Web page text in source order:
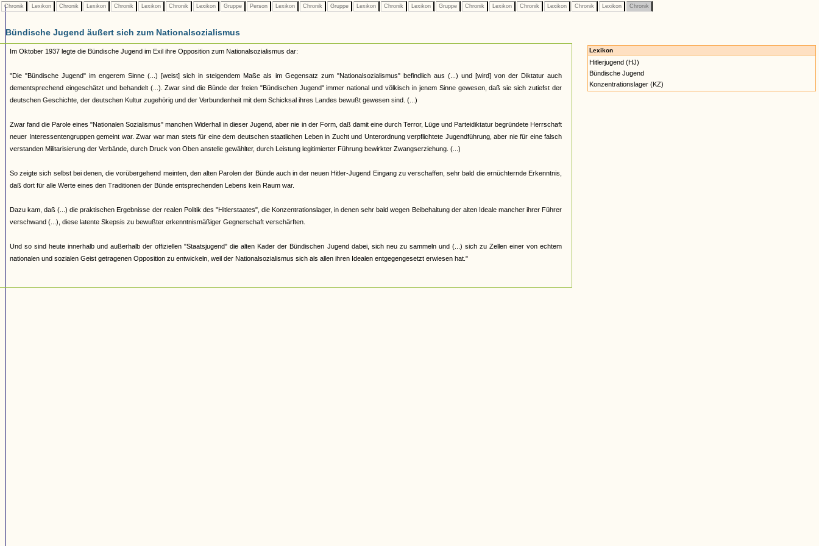
Chronik Lexikon Chronik Lexikon Chronik Lexikon Chronik Lexikon Gruppe Person Lexikon Chronik Gruppe Lexikon Chronik Lexikon Gruppe Chronik Lexikon Chronik Lexikon Chronik Lexikon Chronik
Bündische Jugend äußert sich zum Nationalsozialismus
Im Oktober 1937 legte die Bündische Jugend im Exil ihre Opposition zum Nationalsozialismus dar:
"Die "Bündische Jugend" im engerem Sinne (...) [weist] sich in steigendem Maße als im Gegensatz zum "Nationalsozialismus" befindlich aus (...) und [wird] von der Diktatur auch
dementsprechend eingeschätzt und behandelt (...). Zwar sind die Bünde der freien "Bündischen Jugend" immer national und völkisch in jenem Sinne gewesen, daß sie sich zutiefst der
deutschen Geschichte, der deutschen Kultur zugehörig und der Verbundenheit mit dem Schicksal ihres Landes bewußt gewesen sind. (...)
Zwar fand die Parole eines "Nationalen Sozialismus" manchen Widerhall in dieser Jugend, aber nie in der Form, daß damit eine durch Terror, Lüge und Parteidiktatur begründete Herrschaft
neuer Interessentengruppen gemeint war. Zwar war man stets für eine dem deutschen staatlichen Leben in Zucht und Unterordnung verpflichtete Jugendführung, aber nie für eine falsch
verstanden Militarisierung der Verbände, durch Druck von Oben anstelle gewählter, durch Leistung legitimierter Führung bewirkter Zwangserziehung. (...)
So zeigte sich selbst bei denen, die vorübergehend meinten, den alten Parolen der Bünde auch in der neuen Hitler-Jugend Eingang zu verschaffen, sehr bald die ernüchternde Erkenntnis,
daß dort für alle Werte eines den Traditionen der Bünde entsprechenden Lebens kein Raum war.
Dazu kam, daß (...) die praktischen Ergebnisse der realen Politik des "Hitlerstaates", die Konzentrationslager, in denen sehr bald wegen Beibehaltung der alten Ideale mancher ihrer Führer
verschwand (...), diese latente Skepsis zu bewußter erkenntnismäßiger Gegnerschaft verschärften.
Und so sind heute innerhalb und außerhalb der offiziellen "Staatsjugend" die alten Kader der Bündischen Jugend dabei, sich neu zu sammeln und (...) sich zu Zellen einer von echtem
nationalen und sozialen Geist getragenen Opposition zu entwickeln, weil der Nationalsozialismus sich als allen ihren Idealen entgegengesetzt erwiesen hat."
Lexikon
Hitlerjugend (HJ)
Bündische Jugend
Konzentrationslager (KZ)